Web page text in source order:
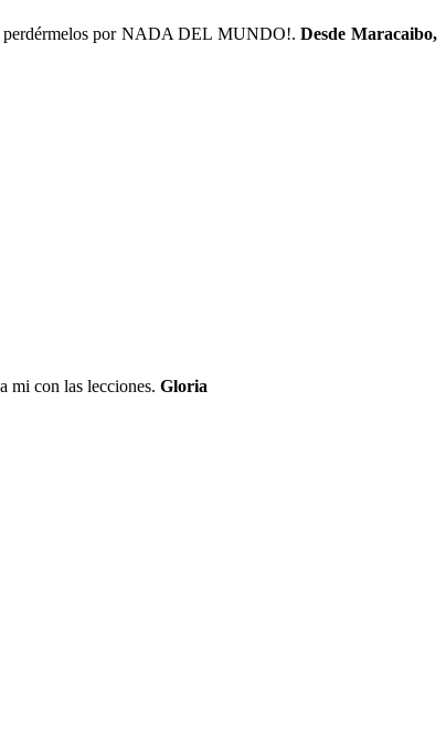
perdérmelos por NADA DEL MUNDO!. Desde Maracaibo,
mi con las lecciones. Gloria